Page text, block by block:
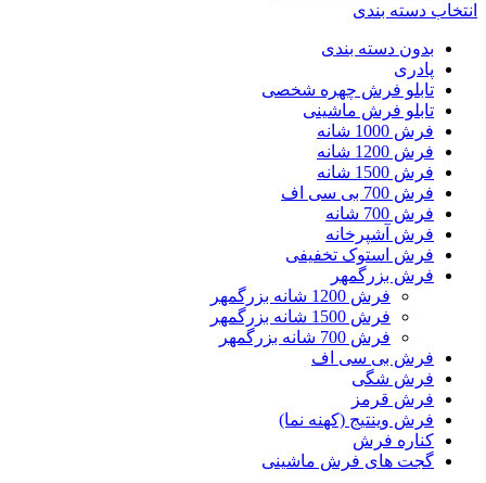
انتخاب دسته بندی
بدون دسته بندی
پادری
تابلو فرش چهره شخصی
تابلو فرش ماشینی
فرش 1000 شانه
فرش 1200 شانه
فرش 1500 شانه
فرش 700 بی سی اف
فرش 700 شانه
فرش آشپرخانه
فرش استوک تخفیفی
فرش بزرگمهر
فرش 1200 شانه بزرگمهر
فرش 1500 شانه بزرگمهر
فرش 700 شانه بزرگمهر
فرش بی سی اف
فرش شگی
فرش قرمز
فرش وینتیج (کهنه نما)
کناره فرش
گجت های فرش ماشینی